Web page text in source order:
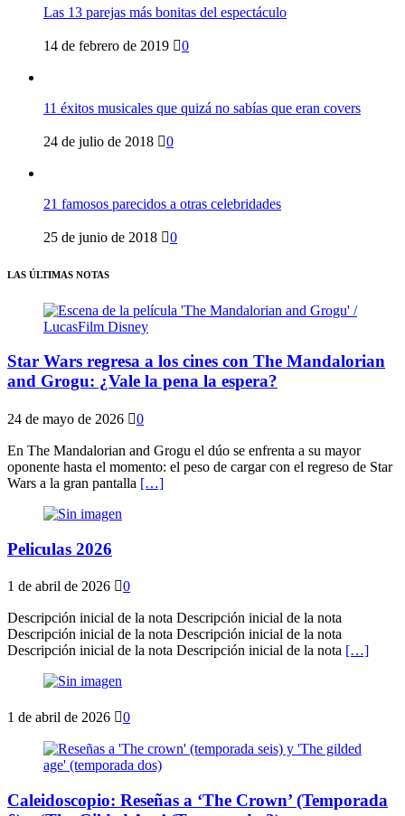
Las 13 parejas más bonitas del espectáculo
14 de febrero de 2019 0
11 éxitos musicales que quizá no sabías que eran covers
24 de julio de 2018 0
21 famosos parecidos a otras celebridades
25 de junio de 2018 0
LAS ÚLTIMAS NOTAS
Star Wars regresa a los cines con The Mandalorian
and Grogu: ¿Vale la pena la espera?
24 de mayo de 2026 0
En The Mandalorian and Grogu el dúo se enfrenta a su mayor
oponente hasta el momento: el peso de cargar con el regreso de Star
Wars a la gran pantalla […]
Peliculas 2026
1 de abril de 2026 0
Descripción inicial de la nota Descripción inicial de la nota
Descripción inicial de la nota Descripción inicial de la nota
Descripción inicial de la nota Descripción inicial de la nota […]
1 de abril de 2026 0
Caleidoscopio: Reseñas a ‘The Crown’ (Temporada